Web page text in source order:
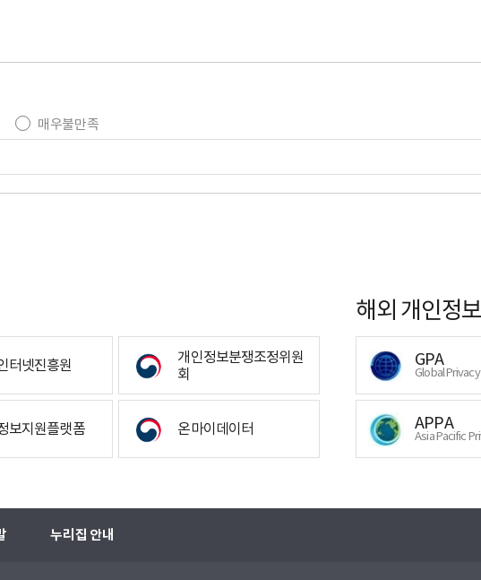
매우불만족
터넷진흥원
개인정보분쟁조정위원
회
보지원플랫폼 온마이데이터
해외 개인정
GPA
Global
APPA
Asia Pacific
누리집 안내